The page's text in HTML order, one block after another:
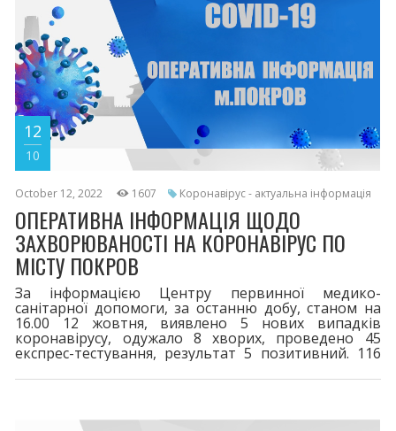
12
10
October 12, 2022 1607 Коронавірус - актуальна інформація
ОПЕРАТИВНА ІНФОРМАЦІЯ ЩОДО
ЗАХВОРЮВАНОСТІ НА КОРОНАВІРУС ПО
МІСТУ ПОКРОВ
За інформацією Центру первинної медико-
санітарної допомоги, за останню добу, станом на
16.00 12 жовтня, виявлено 5 нових випадків
коронавірусу, одужало 8 хворих, проведено 45
експрес-тестування, результат 5 позитивний. 116
Шпиталізовано 1 хворого. За весь період у місті